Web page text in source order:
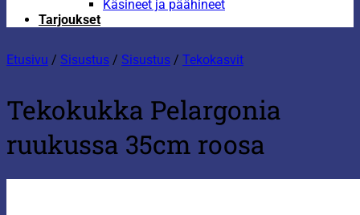
Käsineet ja päähineet
Tarjoukset
Etusivu / Sisustus / Sisustus / Tekokasvit
Tekokukka Pelargonia
ruukussa 35cm roosa